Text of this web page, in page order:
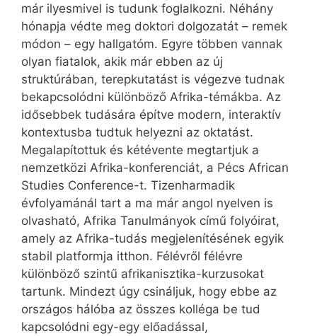
már ilyesmivel is tudunk foglalkozni. Néhány
hónapja védte meg doktori dolgozatát – remek
módon – egy hallgatóm. Egyre többen vannak
olyan fiatalok, akik már ebben az új
struktúrában, terepkutatást is végezve tudnak
bekapcsolódni különböző Afrika-témákba. Az
idősebbek tudására építve modern, interaktív
kontextusba tudtuk helyezni az oktatást.
Megalapítottuk és kétévente megtartjuk a
nemzetközi Afrika-konferenciát, a Pécs African
Studies Con­fe­rence-t. Tizenharmadik
évfolyamánál tart a ma már angol nyelven is
olvasható, Afrika Tanulmányok című folyóirat,
amely az Afrika-tudás megjelenítésének egyik
stabil platformja itthon. Félévről félévre
különböző szintű afrikanisztika-kurzusokat
tartunk. Mindezt úgy csináljuk, hogy ebbe az
országos hálóba az összes kolléga be tud
kapcsolódni egy-egy előadással,